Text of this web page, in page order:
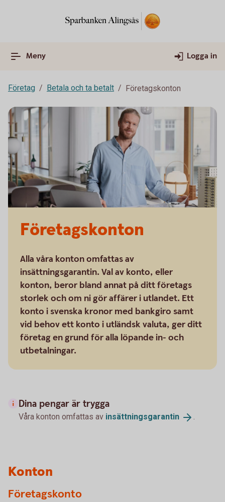
Meny Logga in
Företag Betala och ta betalt Företagskonton
Företagskonton
Alla våra konton omfattas av
insättningsgarantin. Val av konto, eller
konton, beror bland annat på ditt företags
storlek och om ni gör affärer i utlandet. Ett
konto i svenska kronor med bankgiro samt
vid behov ett konto i utländsk valuta, ger ditt
företag en grund för alla löpande in- och
utbetalningar.
Dina pengar är trygga
Våra konton omfattas av insättningsgarantin .
Konton
Företagskonto